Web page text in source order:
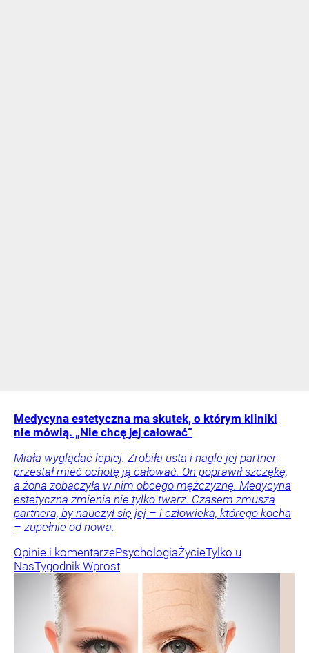
Medycyna estetyczna ma skutek, o którym kliniki
nie mówią. „Nie chcę jej całować”
Miała wyglądać lepiej. Zrobiła usta i nagle jej partner
przestał mieć ochotę ją całować. On poprawił szczękę,
a żona zobaczyła w nim obcego mężczyznę. Medycyna
estetyczna zmienia nie tylko twarz. Czasem zmusza
partnera, by nauczył się jej – i człowieka, którego kocha
– zupełnie od nowa.
Opinie i komentarzePsychologiaŻycieTylko u
NasTygodnik Wprost